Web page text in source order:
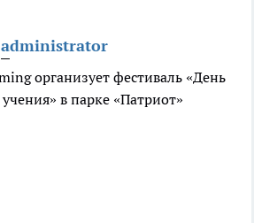
administrator